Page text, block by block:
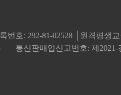
번호: 292-81-02528 │원격평생
통신판매업신고번호: 제2021-